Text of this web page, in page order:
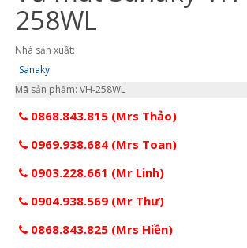
258WL
Nhà sản xuất:
Sanaky
Mã sản phẩm: VH-258WL
0868.843.815 (Mrs Thảo)
0969.938.684 (Mrs Toan)
0903.228.661 (Mr Linh)
0904.938.569 (Mr Thư)
0868.843.825 (Mrs Hiền)